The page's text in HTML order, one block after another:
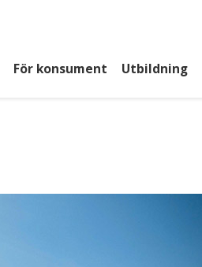
För konsument Utbildning